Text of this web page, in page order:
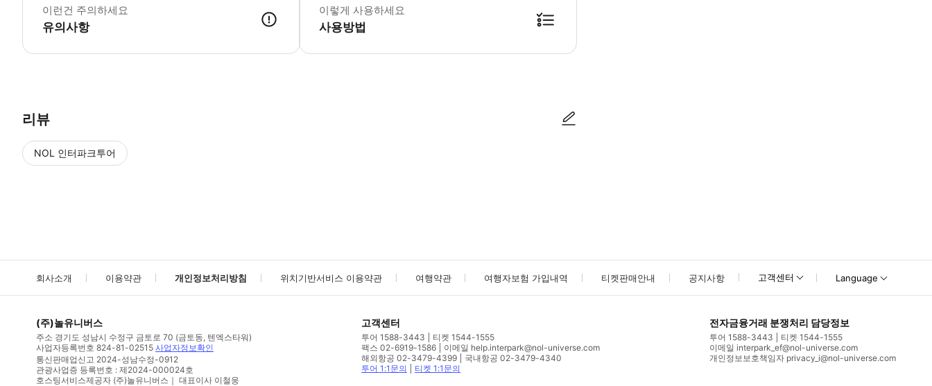
이런건 주의하세요
유의사항
이렇게 사용하세요
사용방법
리뷰
NOL 인터파크투어
회사소개 이용약관 개인정보처리방침 위치기반서비스 이용약관 여행약관 여행자보험 가입내역 티켓판매안내 공지사항 고객센터 Language
(주)놀유니버스
주소 경기도 성남시 수정구 금토로 70 (금토동, 텐엑스타워)
사업자등록번호 824-81-02515 사업자정보확인
통신판매업신고 2024-성남수정-0912
관광사업증 등록번호 : 제2024-000024호
호스팅서비스제공자 (주)놀유니버스｜ 대표이사 이철웅
고객센터
투어 1588-3443
티켓 1544-1555
팩스 02-6919-1586
이메일 help.interpark@nol-universe.com
해외항공 02-3479-4399
국내항공 02-3479-4340
투어 1:1문의
티켓 1:1문의
전자금융거래 분쟁처리 담당정보
투어 1588-3443
티켓 1544-1555
이메일 interpark_ef@nol-universe.com
개인정보보호책임자 privacy_i@nol-universe.com